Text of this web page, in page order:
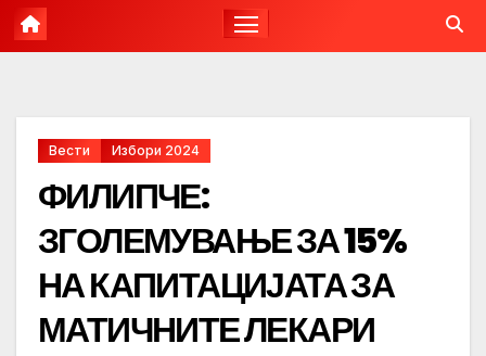
Вести Избори 2024
ФИЛИПЧЕ:
ЗГОЛЕМУВАЊЕ ЗА 15%
НА КАПИТАЦИЈАТА ЗА
МАТИЧНИТЕ ЛЕКАРИ